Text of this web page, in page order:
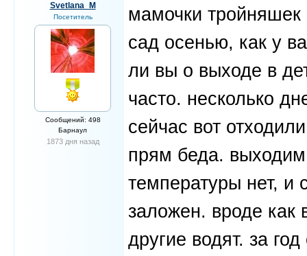
Svetlana_M
Посетитель
Сообщений: 498
Барнаул
1873 дня назад
мамочки тройняшек
сад осенью, как у
ли вы о выходе в
часто. несколько
сейчас вот
прям беда.
температуры нет, и
заложен. вроде как
другие водят. за